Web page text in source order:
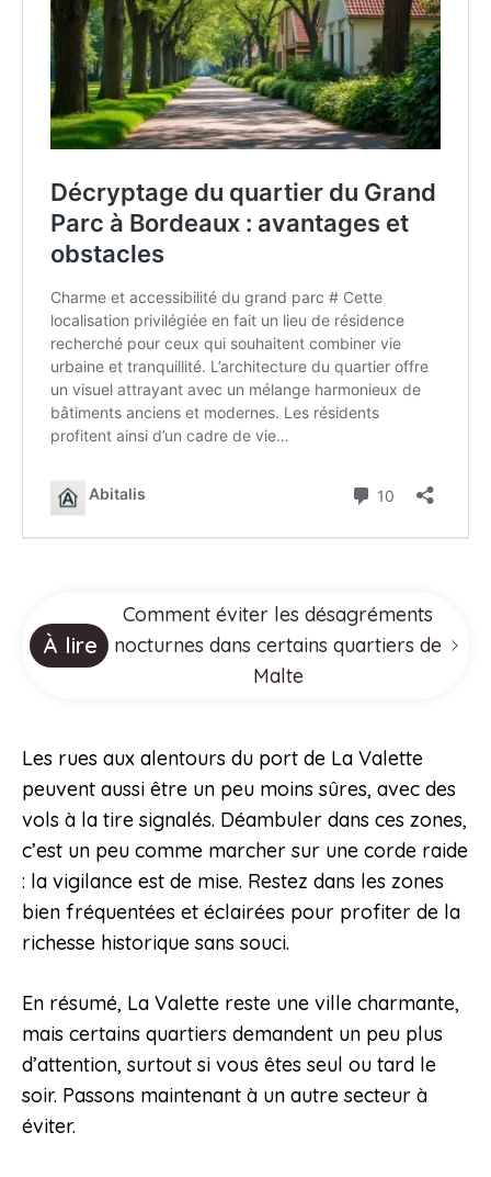
À lire
Comment éviter les désagréments
nocturnes dans certains quartiers de
Malte
Les rues aux alentours du port de La Valette
peuvent aussi être un peu moins sûres, avec des
vols à la tire signalés. Déambuler dans ces zones,
c’est un peu comme marcher sur une corde raide
: la vigilance est de mise. Restez dans les zones
bien fréquentées et éclairées pour profiter de la
richesse historique sans souci.
En résumé, La Valette reste une ville charmante,
mais certains quartiers demandent un peu plus
d’attention, surtout si vous êtes seul ou tard le
soir. Passons maintenant à un autre secteur à
éviter.